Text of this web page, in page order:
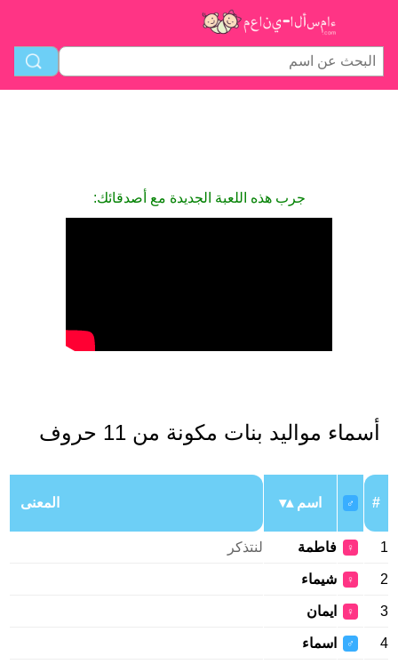
جرب هذه اللعبة الجديدة مع أصدقائك:
أسماء مواليد بنات مكونة من 11 حروف
#
♂ اسم المعنى
1
♀ فاطمة لنتذكر
2
♀ شيماء
3
♀ ايمان
4
♂ اسماء